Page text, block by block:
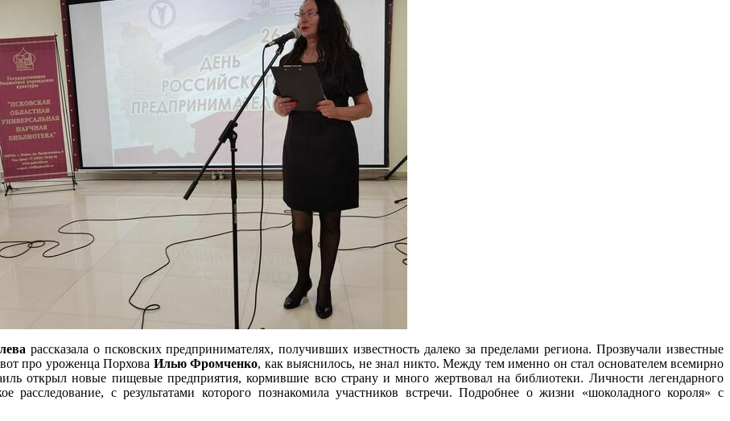
рассказала о псковских предпринимателях, получивших известность далеко за пределами региона. Прозвучали известные
про уроженца Порхова Илью Фромченко, как выяснилось, не знал никто. Между тем именно он стал основателем всемирно
открыл новые пищевые предприятия, кормившие всю страну и много жертвовал на библиотеки. Личности легендарного
расследование, с результатами которого познакомила участников встречи. Подробнее о жизни «шоколадного короля» с